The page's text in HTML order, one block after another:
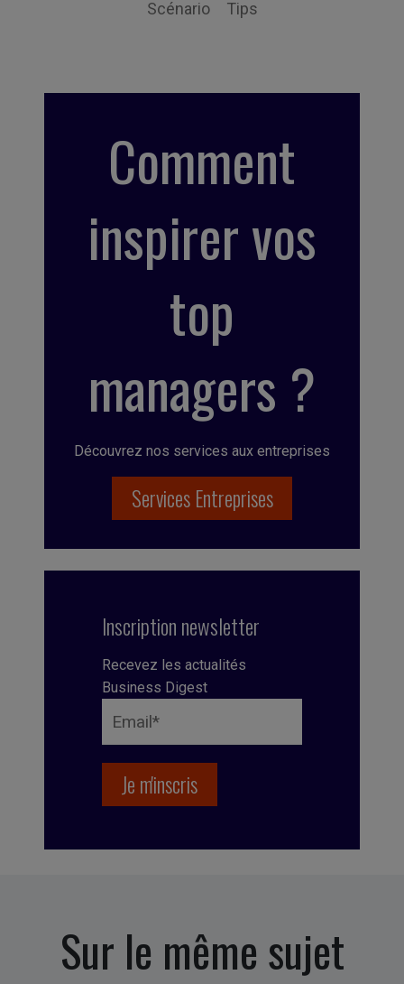
Scénario Tips
Comment
inspirer vos
top
managers ?
Découvrez nos services aux entreprises
Services Entreprises
Inscription newsletter
Recevez les actualités
Business Digest
Sur le même sujet